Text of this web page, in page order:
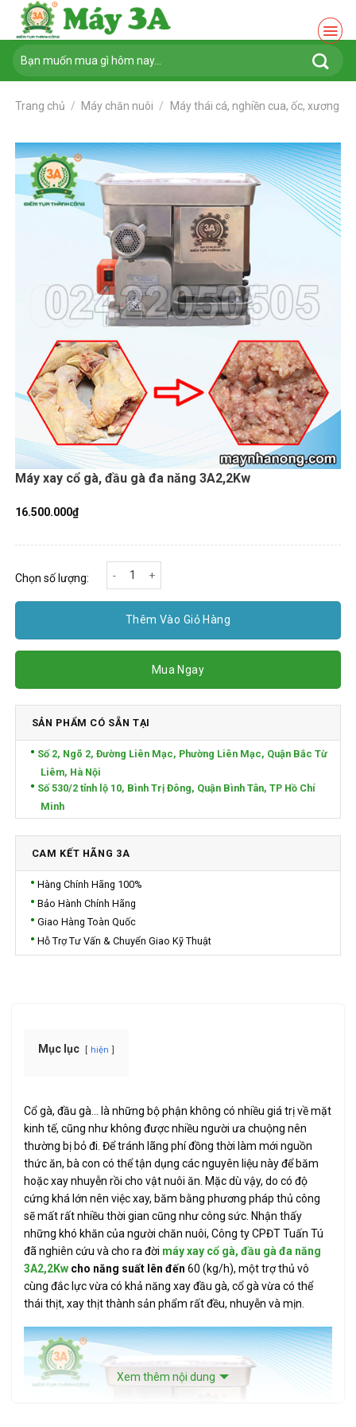
Chuyển
nội
dung
Tìm
kiếm:
Trang chủ / Máy chăn nuôi / Máy thái cá, nghiền cua, ốc, xương
Máy xay cổ gà, đầu gà đa năng 3A2,2Kw
16.500.000₫
Máy xay cổ gà, đầu gà đa năng 3A2,2Kw số lượng
Chọn số lượng:
Thêm Vào Giỏ Hàng
Mua Ngay
SẢN PHẨM CÓ SẴN TẠI
Số 2, Ngõ 2, Đường Liên Mạc, Phường Liên Mạc, Quận Bắc Từ
Liêm, Hà Nội
Số 530/2 tỉnh lộ 10, Bình Trị Đông, Quận Bình Tân, TP Hồ Chí
Minh
CAM KẾT HÃNG 3A
Hàng Chính Hãng 100%
Bảo Hành Chính Hãng
Giao Hàng Toàn Quốc
Hỗ Trợ Tư Vấn & Chuyển Giao Kỹ Thuật
Mục lục hiện
Cổ gà, đầu gà… là những bộ phận không có nhiều giá trị về mặt
kinh tế, cũng như không được nhiều người ưa chuộng nên
thường bị bỏ đi. Để tránh lãng phí đồng thời làm mới nguồn
thức ăn, bà con có thể tận dụng các nguyên liệu này để băm
hoặc xay nhuyễn rồi cho vật nuôi ăn. Mặc dù vậy, do có độ
cứng khá lớn nên việc xay, băm bằng phương pháp thủ công
sẽ mất rất nhiều thời gian cũng như công sức. Nhận thấy
những khó khăn của người chăn nuôi, Công ty CPĐT Tuấn Tú
đã nghiên cứu và cho ra đời máy xay cổ gà, đầu gà đa năng
3A2,2Kw cho năng suất lên đến 60 (kg/h), một trợ thủ vô
cùng đắc lực vừa có khả năng xay đầu gà, cổ gà vừa có thể
thái thịt, xay thịt thành sản phẩm rất đều, nhuyễn và mịn.
Xem thêm nội dung